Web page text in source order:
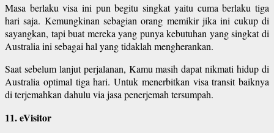
Masa berlaku visa ini pun begitu singkat yaitu cuma berlaku tiga
hari saja. Kemungkinan sebagian orang memikir jika ini cukup di
sayangkan, tapi buat mereka yang punya kebutuhan yang singkat di
Australia ini sebagai hal yang tidaklah mengherankan.
Saat sebelum lanjut perjalanan, Kamu masih dapat nikmati hidup di
Australia optimal tiga hari. Untuk menerbitkan visa transit baiknya
di terjemahkan dahulu via jasa penerjemah tersumpah.
11. eVisitor